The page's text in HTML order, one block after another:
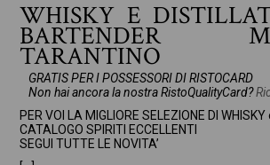
WHISKY E
BARTENDER
TARANTINO
GRATIS PER I POSSESSORI DI RISTOCARD
Non hai ancora la nostra RistoQualityCard?
PER VOI LA MIGLIORE SELEZIONE DI
CATALOGO SPIRITI ECCELLENTI
SEGUI TUTTE LE NOVITA’